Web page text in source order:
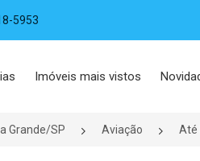
5953
Imóveis mais vistos
Grande/SP Aviação Até